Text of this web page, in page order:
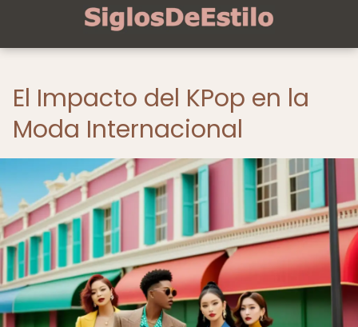
El Impacto del KPop en la
Moda Internacional